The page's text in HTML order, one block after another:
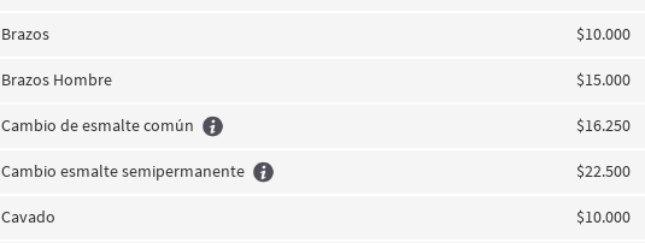
Brazos $10.000
Brazos Hombre $15.000
Cambio de esmalte común $16.250
Cambio esmalte semipermanente $22.500
Cavado $10.000